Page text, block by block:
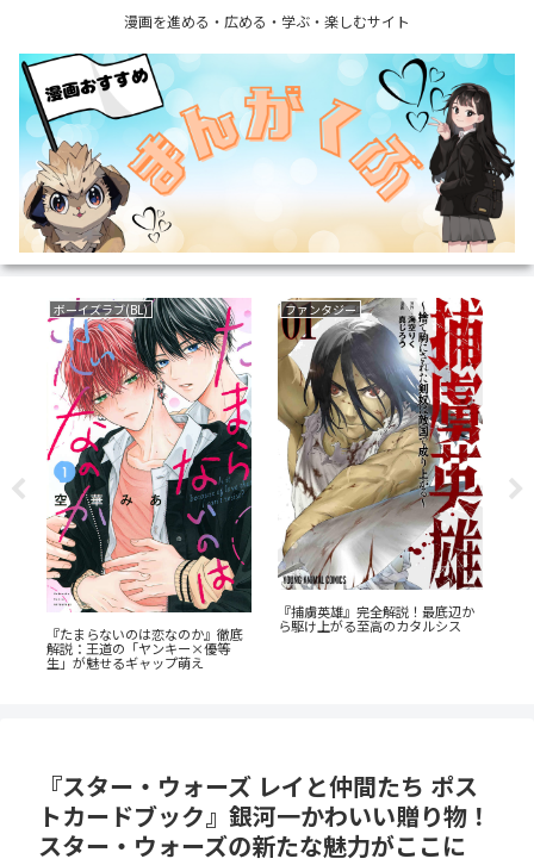
漫画を進める・広める・学ぶ・楽しむサイト
ボーイズラブ(BL)
『たまらないのは恋なのか』徹底
解説：王道の「ヤンキー×優等
生」が魅せるギャップ萌え
ファンタジー
『捕虜英雄』完全解説！最底辺か
ら駆け上がる至高のカタルシス
『スター・ウォーズ レイと仲間たち ポス
トカードブック』銀河一かわいい贈り物！
スター・ウォーズの新たな魅力がここに